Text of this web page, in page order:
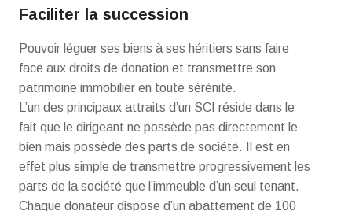
Faciliter la succession
Pouvoir léguer ses biens à ses héritiers sans faire
face aux droits de donation et transmettre son
patrimoine immobilier en toute sérénité.
L’un des principaux attraits d’un SCI réside dans le
fait que le dirigeant ne possède pas directement le
bien mais possède des parts de société. Il est en
effet plus simple de transmettre progressivement les
parts de la société que l’immeuble d’un seul tenant.
Chaque donateur dispose d’un abattement de 100